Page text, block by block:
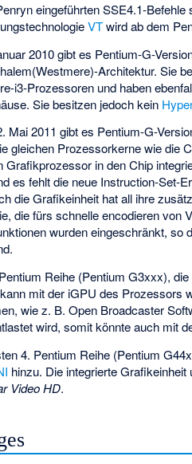
eingeführten SSE4.1-
VTwird ab dem
2010 gibt es Pentium-G-
Architektur. Sie
i3-Prozessoren und haben
Sie besitzen jedoch kein
Mai 2011 gibt es Pentium-G-
gleichen Prozessorkerne wie die
Grafikprozessor in den Chip
es fehlt die neue Instruction-Set-
die Grafikeinheit hat all ihre
die fürs schnelle encodieren
wurden eingeschränkt, so
Reihe (Pentium G3xxx), die
mit der iGPU des Prozessors
wie z. B. Open Broadcaster
wird, somit könnte auch mit
4. Pentium Reihe (Pentium
hinzu. Die integrierte
Video HD.